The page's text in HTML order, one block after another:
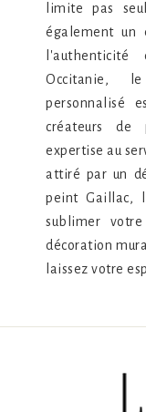
limite pas
également un
Occitanie,
personnalisé
créateurs
expertise au
attiré par un
peint Gaillac,
sublimer
décoration
laissez votre